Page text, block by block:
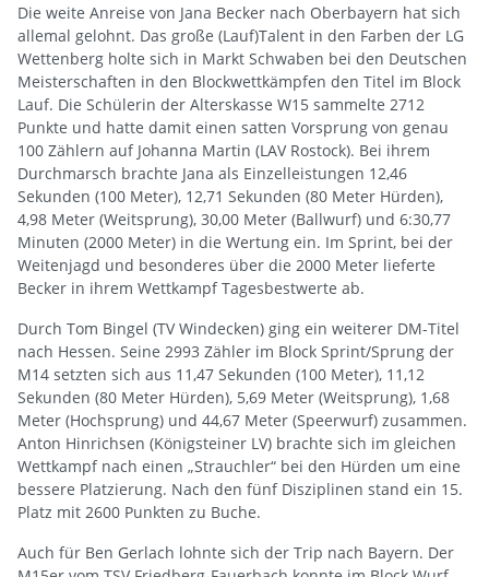
Die weite Anreise von Jana Becker nach Oberbayern hat sich
allemal gelohnt. Das große (Lauf)Talent in den Farben der LG
Wettenberg holte sich in Markt Schwaben bei den Deutschen
Meisterschaften in den Blockwettkämpfen den Titel im Block
Lauf. Die Schülerin der Alterskasse W15 sammelte 2712
Punkte und hatte damit einen satten Vorsprung von genau
100 Zählern auf Johanna Martin (LAV Rostock). Bei ihrem
Durchmarsch brachte Jana als Einzelleistungen 12,46
Sekunden (100 Meter), 12,71 Sekunden (80 Meter Hürden),
4,98 Meter (Weitsprung), 30,00 Meter (Ballwurf) und 6:30,77
Minuten (2000 Meter) in die Wertung ein. Im Sprint, bei der
Weitenjagd und besonderes über die 2000 Meter lieferte
Becker in ihrem Wettkampf Tagesbestwerte ab.
Durch Tom Bingel (TV Windecken) ging ein weiterer DM-Titel
nach Hessen. Seine 2993 Zähler im Block Sprint/Sprung der
M14 setzten sich aus 11,47 Sekunden (100 Meter), 11,12
Sekunden (80 Meter Hürden), 5,69 Meter (Weitsprung), 1,68
Meter (Hochsprung) und 44,67 Meter (Speerwurf) zusammen.
Anton Hinrichsen (Königsteiner LV) brachte sich im gleichen
Wettkampf nach einen „Strauchler“ bei den Hürden um eine
bessere Platzierung. Nach den fünf Disziplinen stand ein 15.
Platz mit 2600 Punkten zu Buche.
Auch für Ben Gerlach lohnte sich der Trip nach Bayern. Der